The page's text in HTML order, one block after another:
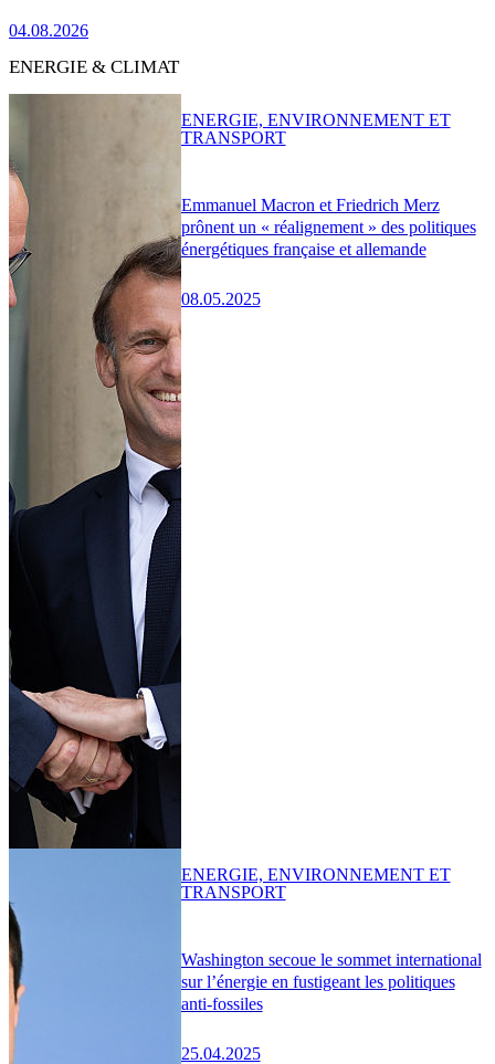
04.08.2026
ENERGIE & CLIMAT
Emmanuel Macron et Friedrich Merz
prônent un « réalignement » des politiques
énergétiques française et allemande
08.05.2025
ENERGIE, ENVIRONNEMENT ET
TRANSPORT
Washington secoue le sommet international
sur l’énergie en fustigeant les politiques
anti-fossiles
25.04.2025
ENERGIE, ENVIRONNEMENT ET
TRANSPORT